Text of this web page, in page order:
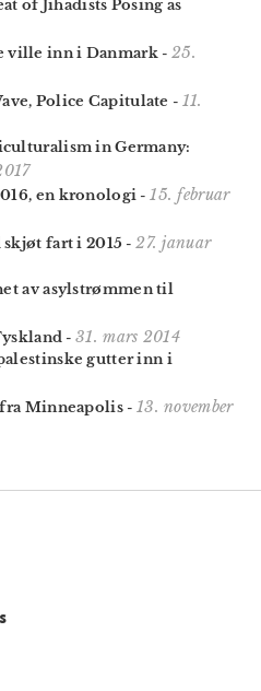
of Jihadists Posing as
ville inn i Danmark- 25.
Police Capitulate - 11.
in Germany:
en kronologi -15. februar
fart i 2015 -27. januar
av asylstrømmen til
-31. mars 2014
gutter inn i
Minneapolis- 13. november